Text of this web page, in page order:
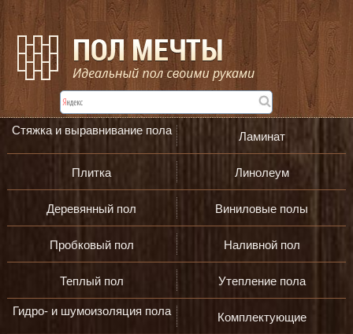
Стяжка и выравнивание пола Ламинат
Плитка Линолеум
Деревянный пол Виниловые полы
Пробковый пол Наливной пол
Теплый пол Утепление пола
Гидро- и шумоизоляция пола Комплектующие